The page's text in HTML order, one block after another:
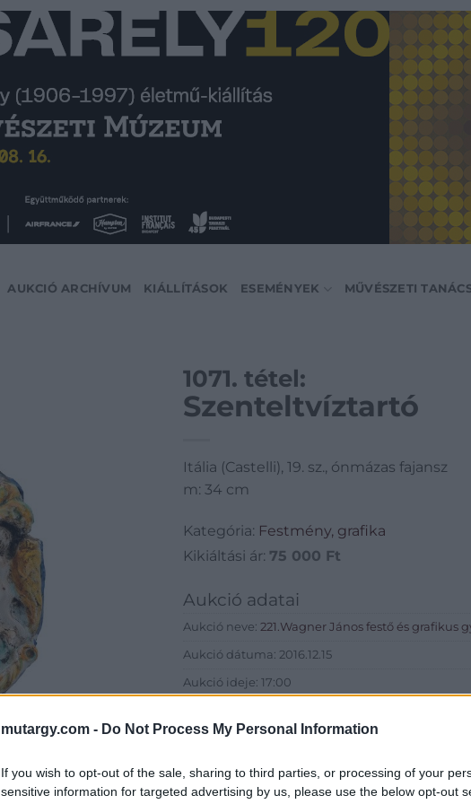
mutargy.com - Do Not Process My Personal Information
If you wish to opt-out of the sale, sharing to third parties, or processing of your
sensitive information for targeted advertising by us, please use the below opt-out
AUKCIÓ ARCHÍVUM KIÁLLÍTÁSOK ESEMÉNYEK MŰVÉSZETI
1071. tétel:
Szenteltvíztartó
Itália (Castelli), 19. sz., ónmázas fajansz
m: 34 cm
Kategória: Festmény, grafika
Kikiáltási ár: 75 000 Ft
Aukció adatai
Aukció neve: 221.Wagner János festő és grafikus
Aukció dátuma: 2016.12.15
Aukció ideje: 17:00
Tételszám: 1071
Eladó adatai